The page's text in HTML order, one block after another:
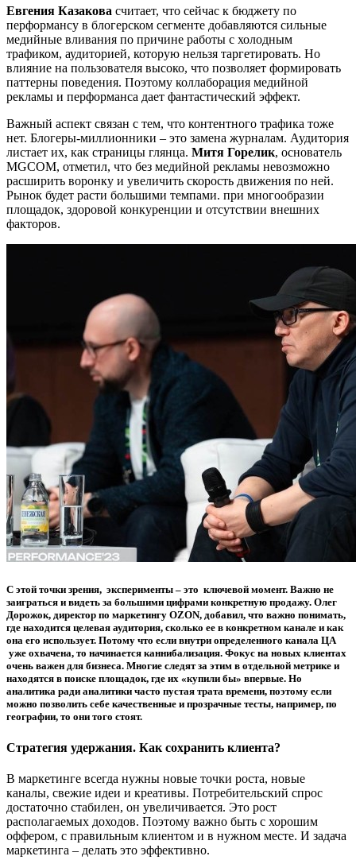
Евгения Казакова считает, что сейчас к бюджету по
перформансу в блогерском сегменте добавляются сильные
медийные вливания по причине работы с холодным
трафиком, аудиторией, которую нельзя таргетировать. Но
влияние на пользователя высоко, что позволяет формировать
паттерны поведения. Поэтому коллаборация медийной
рекламы и перформанса дает фантастический эффект.
Важный аспект связан с тем, что контентного трафика тоже
нет. Блогеры-миллионники – это замена журналам. Аудитория
листает их, как страницы глянца. Митя Горелик, основатель
MGCOM, отметил, что без медийной рекламы невозможно
расширить воронку и увеличить скорость движения по ней.
Рынок будет расти большими темпами. при многообразии
площадок, здоровой конкуренции и отсутствии внешних
факторов.
С этой точки зрения, эксперименты – это ключевой момент. Важно не
заиграться и видеть за большими цифрами конкретную продажу. Олег
Дорожок, директор по маркетингу OZON, добавил, что важно понимать,
где находится целевая аудитория, сколько ее в конкретном канале и как
она его использует. Потому что если внутри определенного канала ЦА
уже охвачена, то начинается каннибализация. Фокус на новых клиентах
очень важен для бизнеса. Многие следят за этим в отдельной метрике и
находятся в поиске площадок, где их «купили бы» впервые. Но
аналитика ради аналитики часто пустая трата времени, поэтому если
можно позволить себе качественные и прозрачные тесты, например, по
географии, то они того стоят.
Стратегия удержания. Как сохранить клиента?
В маркетинге всегда нужны новые точки роста, новые
каналы, свежие идеи и креативы. Потребительский спрос
достаточно стабилен, он увеличивается. Это рост
располагаемых доходов. Поэтому важно быть с хорошим
оффером, с правильным клиентом и в нужном месте. И задача
маркетинга – делать это эффективно.